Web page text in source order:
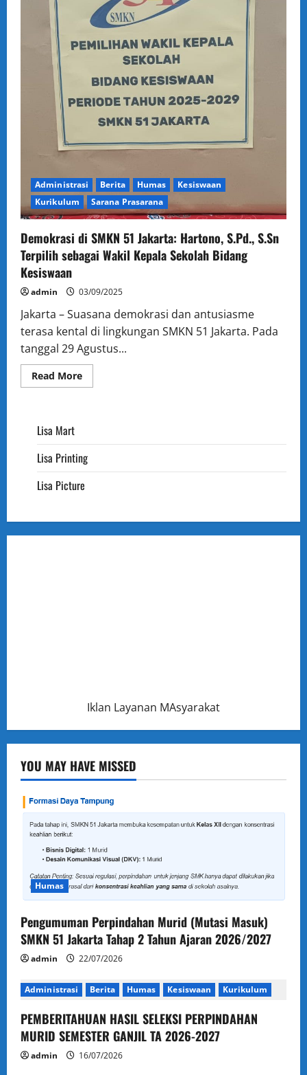
Administrasi Berita Humas
Kesiswaan
Kurikulum
Sarana Prasarana
Demokrasi di SMKN 51 Jakarta: Hartono, S.Pd., S.Sn
Terpilih sebagai Wakil Kepala Sekolah Bidang
Kesiswaan
admin 03/09/2025
Jakarta – Suasana demokrasi dan antusiasme
terasa kental di lingkungan SMKN 51 Jakarta. Pada
tanggal 29 Agustus...
Read MoreRead
more
Jakarta:
S.Pd.,
S.Sn
Terpilih
sebagai
Sekolah
Kesiswaan
Lisa Mart
Lisa Printing
Lisa Picture
Iklan Layanan MAsyarakat
YOU MAY HAVE MISSED
Humas
Pengumuman Perpindahan Murid (Mutasi Masuk)
SMKN 51 Jakarta Tahap 2 Tahun Ajaran 2026/2027
admin 22/07/2026
Administrasi Berita Humas Kesiswaan Kurikulum
PEMBERITAHUAN HASIL SELEKSI PERPINDAHAN
MURID SEMESTER GANJIL TA 2026-2027
admin 16/07/2026